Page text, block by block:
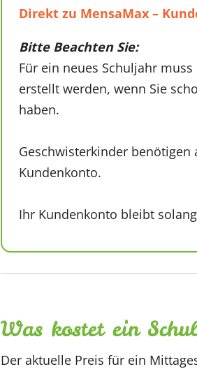
Direkt zu MensaMax –
Bitte Beachten Sie:
Für ein neues Schuljahr muss
erstellt werden, wenn Sie
haben.
Geschwisterkinder benötigen
Kundenkonto.
Ihr Kundenkonto bleibt
Was kostet ein
Der aktuelle Preis für ein